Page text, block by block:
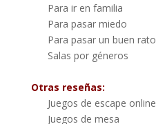
Para ir en familia
Para pasar miedo
Para pasar un buen rato
Salas por géneros
Otras reseñas:
Juegos de escape online
Juegos de mesa